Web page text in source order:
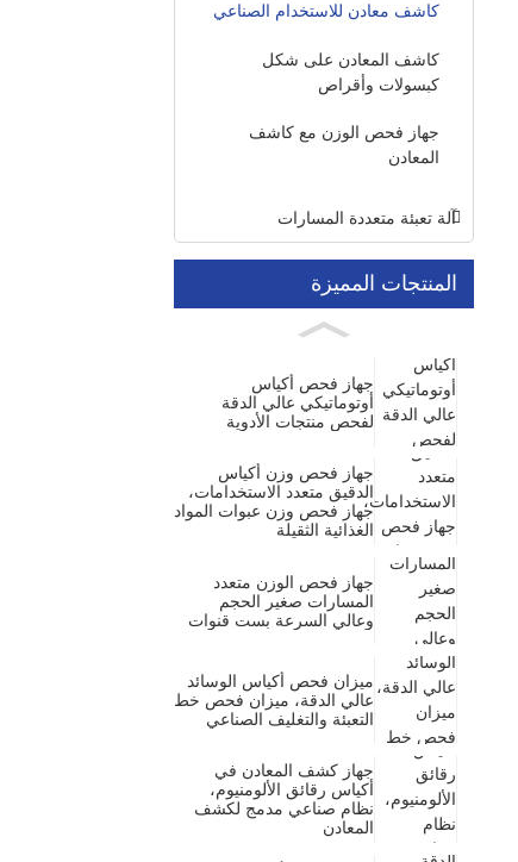
كاشف معادن للاستخدام الصناعي
كاشف المعادن على شكل
كبسولات وأقراص
جهاز فحص الوزن مع كاشف
المعادن
آلة تعبئة متعددة المسارات
المنتجات المميزة
جهاز فحص أكياس
أوتوماتيكي عالي الدقة
لفحص منتجات الأدوية
جهاز فحص وزن أكياس
الدقيق متعدد الاستخدامات،
جهاز فحص وزن عبوات المواد
الغذائية الثقيلة
جهاز فحص الوزن متعدد
المسارات صغير الحجم
وعالي السرعة بست قنوات
ميزان فحص أكياس الوسائد
عالي الدقة، ميزان فحص خط
التعبئة والتغليف الصناعي
جهاز كشف المعادن في
أكياس رقائق الألومنيوم،
نظام صناعي مدمج لكشف
المعادن